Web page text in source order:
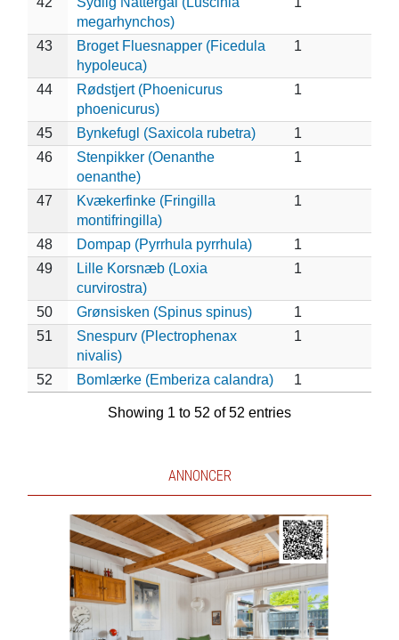
megarhynchos)
43
Broget Fluesnapper (Ficedula
hypoleuca)
1
44
Rødstjert (Phoenicurus
phoenicurus)
1
45 Bynkefugl (Saxicola rubetra)
1
46
Stenpikker (Oenanthe
oenanthe)
1
47
Kvækerfinke (Fringilla
montifringilla)
1
48 Dompap (Pyrrhula pyrrhula)
1
49
Lille Korsnæb (Loxia
curvirostra)
1
50 Grønsisken (Spinus spinus)
1
51
Snespurv (Plectrophenax
nivalis)
1
52 Bomlærke (Emberiza calandra) 1
Showing 1 to 52 of 52 entries
ANNONCER